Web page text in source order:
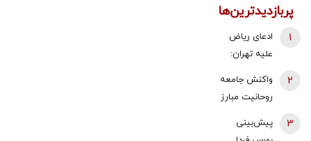
پربازدیدترین‌ها
ادعای ریاض
علیه تهران:
حمله به
نفتکش اماراتی
است
1
واکنش جامعه
روحانیت مبارز
خرازی: اظهارات
2
پیش‌بینی
3